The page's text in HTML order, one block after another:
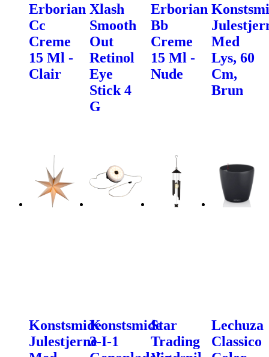
Erborian
Cc
Creme
15 Ml -
Clair
Xlash
Smooth
Out
Retinol
Eye
Stick 4
G
Erborian
Bb
Creme
15 Ml -
Nude
Med
Lys, 60
Cm,
Brun
Konstsmide
Julestjerne
Konstsmide
3-I-1
Star
Trading
Lechuza
Classico